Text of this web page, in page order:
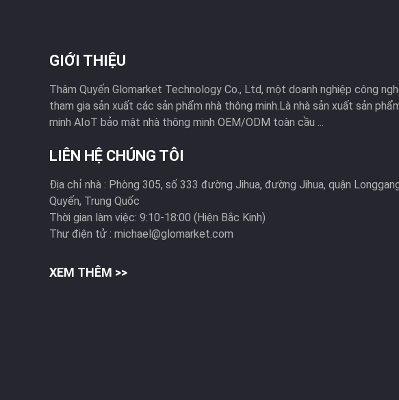
GIỚI THIỆU
Thâm Quyến Glomarket Technology Co., Ltd, một doanh nghiệp công
tham gia sản xuất các sản phẩm nhà thông minh.Là nhà sản xuất sản
minh AIoT bảo mật nhà thông minh OEM/ODM toàn cầu ...
LIÊN HỆ CHÚNG TÔI
Địa chỉ nhà : Phòng 305, số 333 đường Jihua, đường Jihua, quận
Quyến, Trung Quốc
Thời gian làm việc: 9:10-18:00 (Hiện Bắc Kinh)
Thư điện tử : michael@glomarket.com
XEM THÊM >>